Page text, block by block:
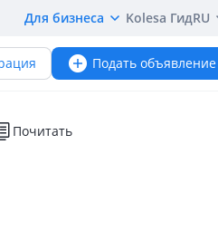
Для бизнеса Kolesa ГидRU
Подать объявление
Почитать